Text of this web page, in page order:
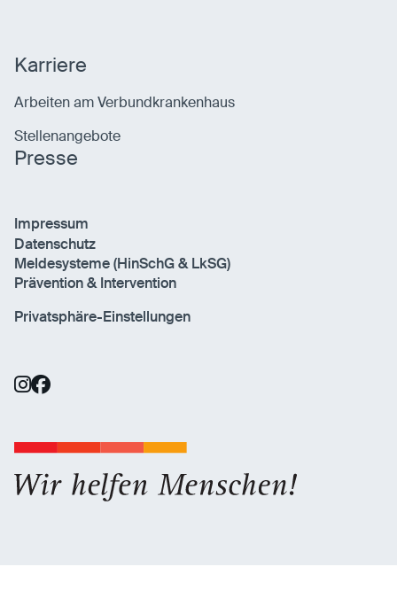
Karriere
Arbeiten am Verbundkrankenhaus
Stellenangebote
Presse
Impressum
Datenschutz
Meldesysteme (HinSchG & LkSG)
Prävention & Intervention
Privatsphäre-Einstellungen